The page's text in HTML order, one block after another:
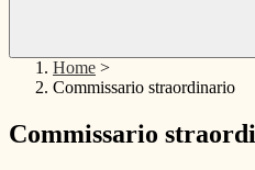
Home >
Commissario straordinario
Commissario